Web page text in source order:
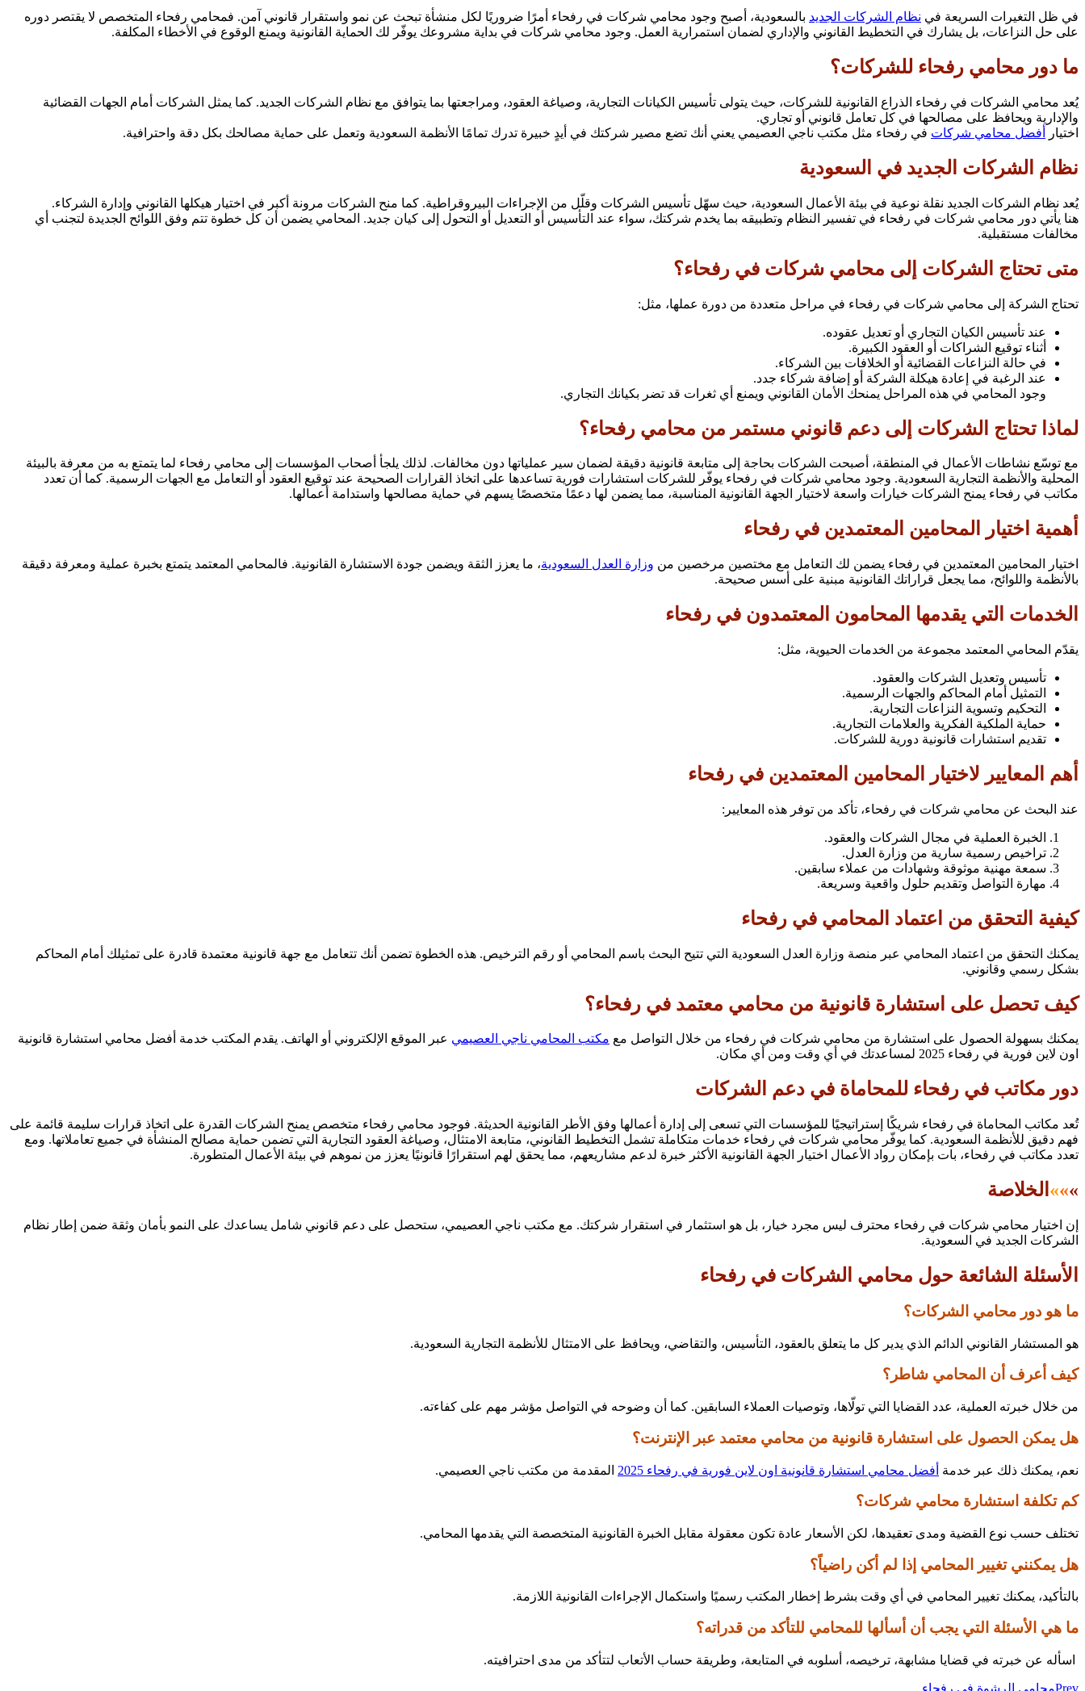
في ظل التغيرات السريعة في نظام الشركات الجديد بالسعودية، أصبح وجود محامي شركات في رفحاء أمرًا ضروريًا لكل منشأة تبحث عن نمو واستقرار قانوني آمن. فمحامي رفحاء المتخصص لا يقتصر دوره
على حل النزاعات، بل يشارك في التخطيط القانوني والإداري لضمان استمرارية العمل. وجود محامي شركات في بداية مشروعك يوفّر لك الحماية القانونية ويمنع الوقوع في الأخطاء المكلفة.
ما دور محامي رفحاء للشركات؟
يُعد محامي الشركات في رفحاء الذراع القانونية للشركات، حيث يتولى تأسيس الكيانات التجارية، وصياغة العقود، ومراجعتها بما يتوافق مع نظام الشركات الجديد. كما يمثل الشركات أمام الجهات القضائية
والإدارية ويحافظ على مصالحها في كل تعامل قانوني أو تجاري.
اختيار
أفضل محامي شركات في رفحاء مثل مكتب ناجي العصيمي يعني أنك تضع مصير شركتك في أيدٍ خبيرة تدرك تمامًا الأنظمة السعودية وتعمل على حماية مصالحك بكل دقة واحترافية.
نظام الشركات الجديد في السعودية
يُعد نظام الشركات الجديد نقلة نوعية في بيئة الأعمال السعودية، حيث سهّل تأسيس الشركات وقلّل من الإجراءات البيروقراطية. كما منح الشركات مرونة أكبر في اختيار هيكلها القانوني وإدارة الشركاء.
هنا يأتي دور محامي شركات في رفحاء في تفسير النظام وتطبيقه بما يخدم شركتك، سواء عند التأسيس أو التعديل أو التحول إلى كيان جديد. المحامي يضمن أن كل خطوة تتم وفق اللوائح الجديدة لتجنب أي
مخالفات مستقبلية.
متى تحتاج الشركات إلى محامي شركات في رفحاء؟
تحتاج الشركة إلى محامي شركات في رفحاء في مراحل متعددة من دورة عملها، مثل:
عند تأسيس الكيان التجاري أو تعديل عقوده.
أثناء توقيع الشراكات أو العقود الكبيرة.
في حالة النزاعات القضائية أو الخلافات بين الشركاء.
عند الرغبة في إعادة هيكلة الشركة أو إضافة شركاء جدد.
وجود المحامي في هذه المراحل يمنحك الأمان القانوني ويمنع أي ثغرات قد تضر بكيانك التجاري.
لماذا تحتاج الشركات إلى دعم قانوني مستمر من محامي رفحاء؟
مع توسّع نشاطات الأعمال في المنطقة، أصبحت الشركات بحاجة إلى متابعة قانونية دقيقة لضمان سير عملياتها دون مخالفات. لذلك يلجأ أصحاب المؤسسات إلى محامي رفحاء لما يتمتع به من معرفة بالبيئة
المحلية والأنظمة التجارية السعودية. وجود محامي شركات في رفحاء يوفّر للشركات استشارات فورية تساعدها على اتخاذ القرارات الصحيحة عند توقيع العقود أو التعامل مع الجهات الرسمية. كما أن تعدد
مكاتب في رفحاء يمنح الشركات خيارات واسعة لاختيار الجهة القانونية المناسبة، مما يضمن لها دعمًا متخصصًا يسهم في حماية مصالحها واستدامة أعمالها.
أهمية اختيار المحامين المعتمدين في رفحاء
اختيار المحامين المعتمدين في رفحاء يضمن لك التعامل مع مختصين مرخصين من وزارة العدل السعودية، ما يعزز الثقة ويضمن جودة الاستشارة القانونية. فالمحامي المعتمد يتمتع بخبرة عملية ومعرفة دقيقة
بالأنظمة واللوائح، مما يجعل قراراتك القانونية مبنية على أسس صحيحة.
الخدمات التي يقدمها المحامون المعتمدون في رفحاء
يقدّم المحامي المعتمد مجموعة من الخدمات الحيوية، مثل:
تأسيس وتعديل الشركات والعقود.
التمثيل أمام المحاكم والجهات الرسمية.
التحكيم وتسوية النزاعات التجارية.
حماية الملكية الفكرية والعلامات التجارية.
تقديم استشارات قانونية دورية للشركات.
أهم المعايير لاختيار المحامين المعتمدين في رفحاء
عند البحث عن محامي شركات في رفحاء، تأكد من توفر هذه المعايير:
الخبرة العملية في مجال الشركات والعقود.
تراخيص رسمية سارية من وزارة العدل.
سمعة مهنية موثوقة وشهادات من عملاء سابقين.
مهارة التواصل وتقديم حلول واقعية وسريعة.
كيفية التحقق من اعتماد المحامي في رفحاء
يمكنك التحقق من اعتماد المحامي عبر منصة وزارة العدل السعودية التي تتيح البحث باسم المحامي أو رقم الترخيص. هذه الخطوة تضمن أنك تتعامل مع جهة قانونية معتمدة قادرة على تمثيلك أمام المحاكم
بشكل رسمي وقانوني.
كيف تحصل على استشارة قانونية من محامي معتمد في رفحاء؟
يمكنك بسهولة الحصول على استشارة من محامي شركات في رفحاء من خلال التواصل مع مكتب المحامي ناجي العصيمي عبر الموقع الإلكتروني أو الهاتف. يقدم المكتب خدمة أفضل محامي استشارة قانونية
اون لاين فورية في رفحاء 2025 لمساعدتك في أي وقت ومن أي مكان.
دور مكاتب في رفحاء للمحاماة في دعم الشركات
تُعد مكاتب المحاماة في رفحاء شريكًا إستراتيجيًا للمؤسسات التي تسعى إلى إدارة أعمالها وفق الأطر القانونية الحديثة. فوجود محامي رفحاء متخصص يمنح الشركات القدرة على اتخاذ قرارات سليمة قائمة على
فهم دقيق للأنظمة السعودية. كما يوفّر محامي شركات في رفحاء خدمات متكاملة تشمل التخطيط القانوني، متابعة الامتثال، وصياغة العقود التجارية التي تضمن حماية مصالح المنشأة في جميع تعاملاتها. ومع
تعدد مكاتب في رفحاء، بات بإمكان رواد الأعمال اختيار الجهة القانونية الأكثر خبرة لدعم مشاريعهم، مما يحقق لهم استقرارًا قانونيًا يعزز من نموهم في بيئة الأعمال المتطورة.
»
»
» الخلاصة
إن اختيار محامي شركات في رفحاء محترف ليس مجرد خيار، بل هو استثمار في استقرار شركتك. مع مكتب ناجي العصيمي، ستحصل على دعم قانوني شامل يساعدك على النمو بأمان وثقة ضمن إطار نظام
الشركات الجديد في السعودية.
الأسئلة الشائعة حول محامي الشركات في رفحاء
ما هو دور محامي الشركات؟
هو المستشار القانوني الدائم الذي يدير كل ما يتعلق بالعقود، التأسيس، والتقاضي، ويحافظ على الامتثال للأنظمة التجارية السعودية.
كيف أعرف أن المحامي شاطر؟
من خلال خبرته العملية، عدد القضايا التي تولّاها، وتوصيات العملاء السابقين. كما أن وضوحه في التواصل مؤشر مهم على كفاءته.
هل يمكن الحصول على استشارة قانونية من محامي معتمد عبر الإنترنت؟
نعم، يمكنك ذلك عبر خدمة أفضل محامي استشارة قانونية اون لاين فورية في رفحاء 2025 المقدمة من مكتب ناجي العصيمي.
كم تكلفة استشارة محامي شركات؟
تختلف حسب نوع القضية ومدى تعقيدها، لكن الأسعار عادة تكون معقولة مقابل الخبرة القانونية المتخصصة التي يقدمها المحامي.
هل يمكنني تغيير المحامي إذا لم أكن راضياً؟
بالتأكيد، يمكنك تغيير المحامي في أي وقت بشرط إخطار المكتب رسميًا واستكمال الإجراءات القانونية اللازمة.
ما هي الأسئلة التي يجب أن أسألها للمحامي للتأكد من قدراته؟
اسأله عن خبرته في قضايا مشابهة، ترخيصه، أسلوبه في المتابعة، وطريقة حساب الأتعاب لتتأكد من مدى احترافيته.
Prevمحامي الرشوة في رفحاء